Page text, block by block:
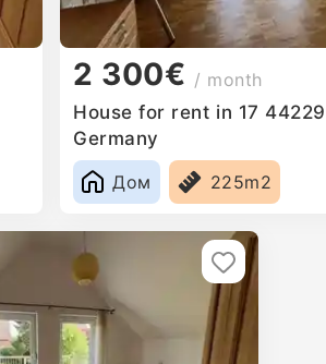
2 300€ / month
House for rent in 17
Germany
Дом
225m2